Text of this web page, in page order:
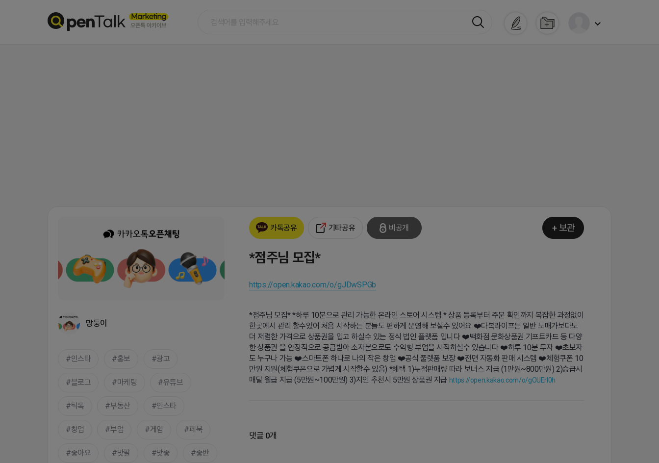
망둥이
인스타 홍보 광고
블로그 마케팅 유튜브
틱톡 부동산 인스타
창업 부업 게임 페북
좋아요 맞팔 맞좋 좋반
카톡공유 기타공유 비공개 + 보관
*점주님 모집*
https://open.kakao.com/o/gJDwSPGb
*점주님 모집* *하루 10분으로 관리 가능한 온라인 스토어 시스템 * 상품 등록부터 주문 확인까지 복잡한 과정없이
한곳에서 관리 할수있어 처음 시작하는 분들도 편하게 운영해 보실수 있어요 ❤️다복라이프는 일반 도매가보다도
더 저렴한 가격으로 상품권을 입고 하실수 있는 정식 법인 플랫폼 입니다 ❤️백화점.문화상품권.기프트카드 등 다양
한 상품권 을 안정적으로 공급받아 소자본으로도 수익형 부업을 시작하실수 있습니다 ❤️하루 10분 투자 ❤️초보자
도 누구나 가능 ❤️스마트폰 하나로 나의 작은 창업 ❤️공식 풀렛품 보장 ❤️전면 자동화 판매 시스템 ❤️체험쿠폰 10
만원 지원(체험쿠폰으로 가볍게 시작할수 있음) *혜택 1)누적판매량 따라 보너스 지급 (1만원~800만원) 2)승급시
매달 월급 지급 (5만원~100만원) 3)지인 추천시 5만원 상품권 지급 https://open.kakao.com/o/gOUErl0h
댓글 0개